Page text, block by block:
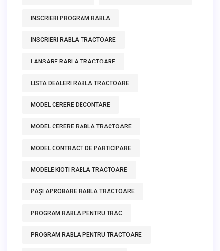
INSCRIERI PROGRAM RABLA
INSCRIERI RABLA TRACTOARE
LANSARE RABLA TRACTOARE
LISTA DEALERI RABLA TRACTOARE
MODEL CERERE DECONTARE
MODEL CERERE RABLA TRACTOARE
MODEL CONTRACT DE PARTICIPARE
MODELE KIOTI RABLA TRACTOARE
PAȘI APROBARE RABLA TRACTOARE
PROGRAM RABLA PENTRU TRAC
PROGRAM RABLA PENTRU TRACTOARE